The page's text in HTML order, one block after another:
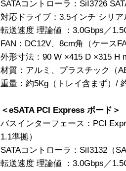
SATAコントローラ：SiI3726
対応ドライブ：3.5インチ シリア
転送速度 理論値 ：3.0Gbps／
FAN：DC12V、8cm角（ケース
外形寸法：90 W ×415 D ×315 H
材質：アルミ、プラスチック（
重量：約5Kg（トレイ含まず）/
＜eSATA PCI Express ボード＞
バスインターフェース：PCI
1.1準拠）
SATAコントローラ：SiI3132（
転送速度 理論値 ：3.0Gbps／